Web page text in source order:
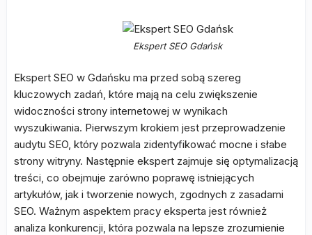
Ekspert SEO Gdańsk
Ekspert SEO w Gdańsku ma przed sobą szereg
kluczowych zadań, które mają na celu zwiększenie
widoczności strony internetowej w wynikach
wyszukiwania. Pierwszym krokiem jest przeprowadzenie
audytu SEO, który pozwala zidentyfikować mocne i słabe
strony witryny. Następnie ekspert zajmuje się optymalizacją
treści, co obejmuje zarówno poprawę istniejących
artykułów, jak i tworzenie nowych, zgodnych z zasadami
SEO. Ważnym aspektem pracy eksperta jest również
analiza konkurencji, która pozwala na lepsze zrozumienie